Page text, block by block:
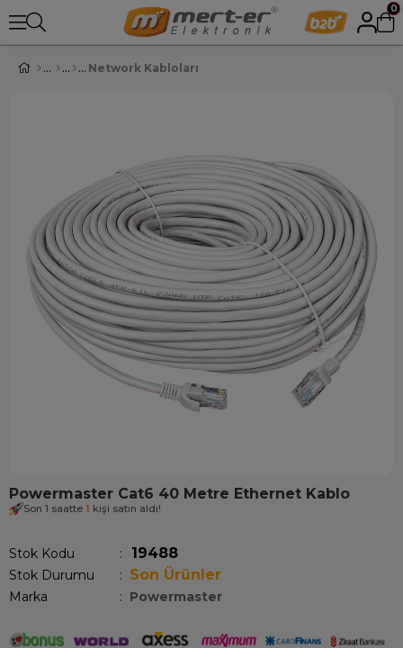
0
Network Kabloları
Powermaster Cat6 40 Metre Ethernet Kablo
Son 1 saatte 1 kişi satın aldı!
Stok Kodu 19488
Stok Durumu : Son Ürünler
Marka : Powermaster